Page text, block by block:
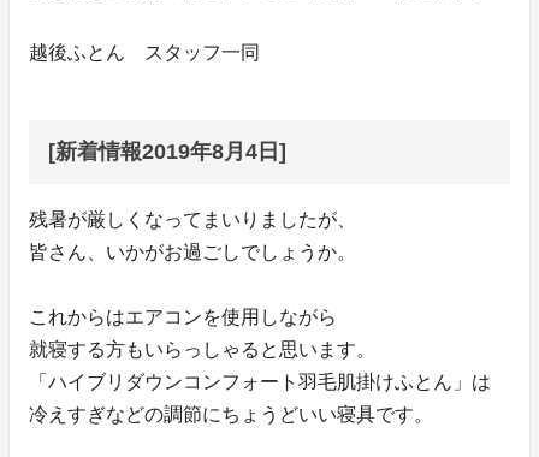
越後ふとん スタッフ一同
[新着情報2019年8月4日]
残暑が厳しくなってまいりましたが、
皆さん、いかがお過ごしでしょうか。
これからはエアコンを使用しながら
就寝する方もいらっしゃると思います。
「ハイブリダウンコンフォート羽毛肌掛けふとん」は
冷えすぎなどの調節にちょうどいい寝具です。